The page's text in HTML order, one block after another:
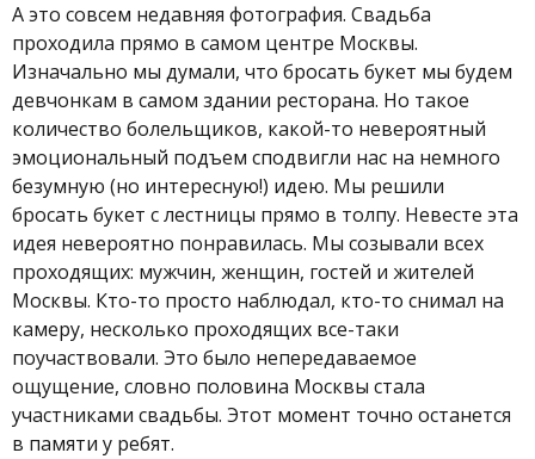
А это совсем недавняя фотография. Свадьба
проходила прямо в самом центре Москвы.
Изначально мы думали, что бросать букет мы будем
девчонкам в самом здании ресторана. Но такое
количество болельщиков, какой-то невероятный
эмоциональный подъем сподвигли нас на немного
безумную (но интересную!) идею. Мы решили
бросать букет с лестницы прямо в толпу. Невесте эта
идея невероятно понравилась. Мы созывали всех
проходящих: мужчин, женщин, гостей и жителей
Москвы. Кто-то просто наблюдал, кто-то снимал на
камеру, несколько проходящих все-таки
поучаствовали. Это было непередаваемое
ощущение, словно половина Москвы стала
участниками свадьбы. Этот момент точно останется
в памяти у ребят.